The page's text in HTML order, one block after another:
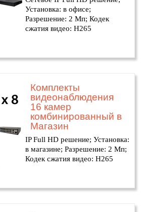
Установка: в офисе;
Разрешение: 2 Мп; Кодек
сжатия видео: H265
Комплекты
видеонаблюдения
16 камер
комбинированный в
Магазин
IP Full HD решение; Установка:
в магазине; Разрешение: 2 Мп;
Кодек сжатия видео: H265